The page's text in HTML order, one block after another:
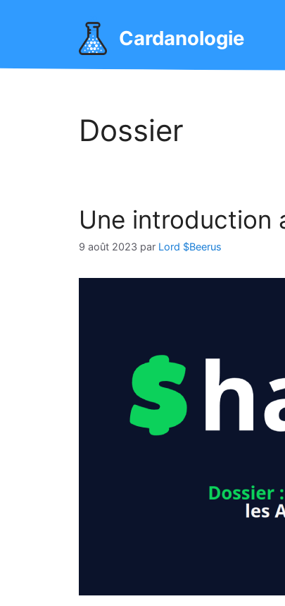
Cardanologie
Dossier
Une introduction
9 août 2023 par Lord $Beerus